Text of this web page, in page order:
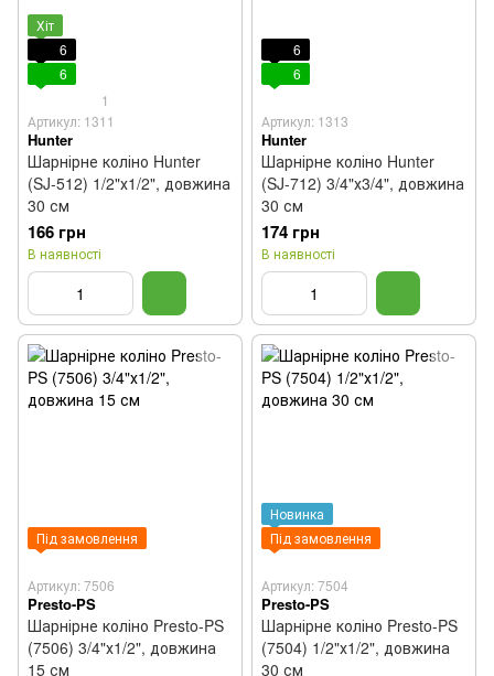
Хіт
6
6
1
Артикул: 1311
Hunter
Шарнірне коліно Hunter
(SJ-512) 1/2"х1/2", довжина
30 см
166 грн
В наявності
6
6
Артикул: 1313
Hunter
Шарнірне коліно Hunter
(SJ-712) 3/4"х3/4", довжина
30 см
174 грн
В наявності
Під замовлення
Артикул: 7506
Presto-PS
Шарнірне коліно Presto-PS
(7506) 3/4"х1/2", довжина
15 см
Новинка
Під замовлення
Артикул: 7504
Presto-PS
Шарнірне коліно Presto-PS
(7504) 1/2"х1/2", довжина
30 см